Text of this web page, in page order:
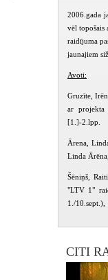
2006.gada
vēl topošais
raidījuma
jaunajiem
Avoti:
Gruzīte,
ar projekta
[1.]-2.lpp.
Ārena,
Linda
Šēniņš,
"LTV 1"
1./10.sept.),
CITI